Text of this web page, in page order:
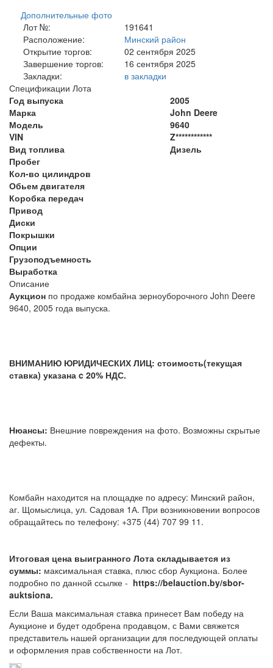
Дополнительные фото
Лот №:
191641
Расположение:
Минский район
Открытие торгов:
02 сентября 2025
Завершение торгов:
16 сентября 2025
Закладки:
в закладки
Спецификации Лота
Год выпуска
2005
Марка
John Deere
Модель
9640
VIN
Z************
Вид топлива
Дизель
Пробег
Кол-во цилиндров
Обьем двигателя
Коробка передач
Привод
Диски
Покрышки
Опции
Грузоподъемность
Выработка
Описание
Аукцион по продаже комбайна зерноуборочного John Deere
9640, 2005 года выпуска.
ВНИМАНИЮ ЮРИДИЧЕСКИХ ЛИЦ: стоимость(текущая
ставка) указана c 20% НДС.
Нюансы: Внешние повреждения на фото. Возможны скрытые
дефекты.
Комбайн находится на площадке по адресу: Минский район,
аг. Щомыслица, ул. Садовая 1А. При возникновении вопросов
обращайтесь по телефону: +375 (44) 707 99 11.
Итоговая цена выигранного Лота складывается из
суммы: максимальная ставка, плюс сбор Аукциона. Более
подробно по данной ссылке - https://belauction.by/sbor-
auktsiona.
Если Ваша максимальная ставка принесет Вам победу на
Аукционе и будет одобрена продавцом, с Вами свяжется
представитель нашей организации для последующей оплаты
и оформления прав собственности на Лот.